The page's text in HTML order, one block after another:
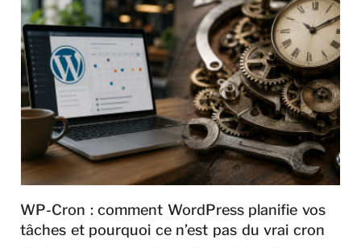
WP-Cron : comment WordPress planifie vos
tâches et pourquoi ce n’est pas du vrai cron